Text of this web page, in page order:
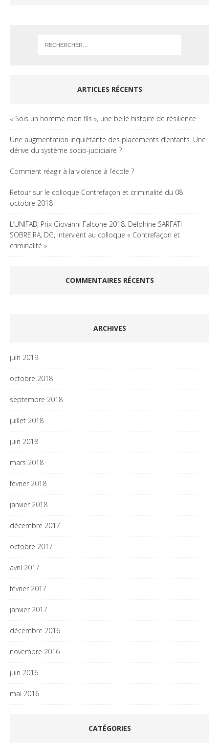
ARTICLES RÉCENTS
« Sois un homme mon fils », une belle histoire de résilience
Une augmentation inquiétante des placements d’enfants. Une
dérive du système socio-judiciaire ?
Comment réagir à la violence à l’école ?
Retour sur le colloque Contrefaçon et criminalité du 08
octobre 2018
L’UNIFAB, Prix Giovanni Falcone 2018. Delphine SARFATI-
SOBREIRA, DG, intervient au colloque « Contrefaçon et
criminalité »
COMMENTAIRES RÉCENTS
ARCHIVES
juin 2019
octobre 2018
septembre 2018
juillet 2018
juin 2018
mars 2018
février 2018
janvier 2018
décembre 2017
octobre 2017
avril 2017
février 2017
janvier 2017
décembre 2016
novembre 2016
juin 2016
mai 2016
CATÉGORIES